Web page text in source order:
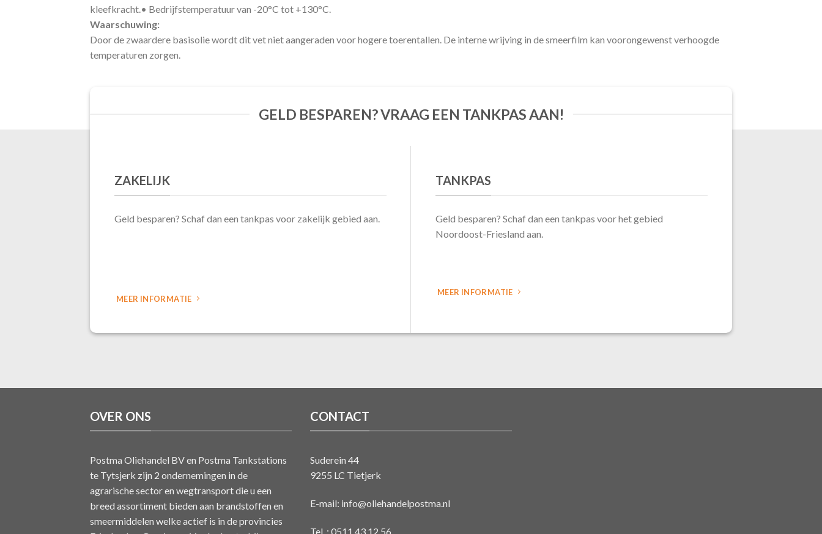
kleefkracht.• Bedrijfstemperatuur van -20°C tot +130°C.
Waarschuwing:
Door de zwaardere basisolie wordt dit vet niet aangeraden voor hogere toerentallen. De interne wrijving in de smeerfilm kan voorongewenst verhoogde
temperaturen zorgen.
GELD BESPAREN? VRAAG EEN TANKPAS AAN!
ZAKELIJK
Geld besparen? Schaf dan een tankpas voor zakelijk gebied aan.
MEER INFORMATIE
TANKPAS
Geld besparen? Schaf dan een tankpas voor het gebied
Noordoost-Friesland aan.
MEER INFORMATIE
OVER ONS
Postma Oliehandel BV en Postma Tankstations
te Tytsjerk zijn 2 ondernemingen in de
agrarische sector en wegtransport die u een
breed assortiment bieden aan brandstoffen en
smeermiddelen welke actief is in de provincies
CONTACT
Suderein 44
9255 LC Tietjerk
E-mail: info@oliehandelpostma.nl
Tel. : 0511 43 12 56